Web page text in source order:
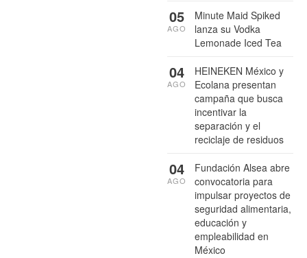
Minute Maid Spiked
lanza su Vodka
Lemonade Iced Tea
05
AGO
HEINEKEN México y
Ecolana presentan
campaña que busca
incentivar la
separación y el
reciclaje de residuos
04
AGO
Fundación Alsea abre
convocatoria para
impulsar proyectos de
seguridad alimentaria,
educación y
empleabilidad en
México
04
AGO